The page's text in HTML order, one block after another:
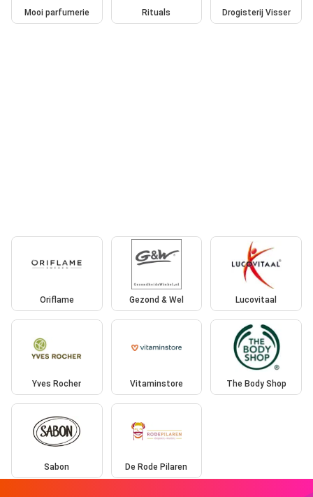
Mooi parfumerie Rituals Drogisterij Visser
Oriflame Gezond & Wel Lucovitaal
Yves Rocher Vitaminstore The Body Shop
Sabon De Rode Pilaren